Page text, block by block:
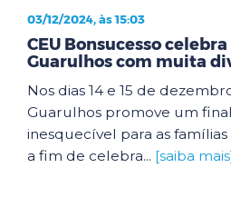
03/12/2024, às 15:03
CEU Bonsucesso
Guarulhos com muita
Nos dias 14 e 15 de
Guarulhos promove um
inesquecível para as famílias
a fim de celebra... [saiba